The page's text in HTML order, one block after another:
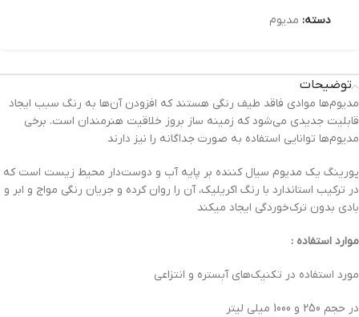
دسته: مدیوم
توضیحات
مدیوم‌ها موادی فاقد طیف رنگی هستند که افزودن آن‌ها به رنگ سبب ایجاد
قابلیت جدیدی می‌شود که زمینه ساز بروز خلاقیت هنرمندان است. برخی
مدیوم‌ها توانایی استفاده به صورت جداگانه را نیز دارند
پورینگ یک مدیوم سیال کننده بر پایه آب و دوست‌دار محیط زیست است که
در ترکیب استاندارد با رنگ اکریلیک، آن را روان کرده و جریان رنگی مواج و ابر و
بادی بدون ترک‌خوردگی ایجاد می؜کند
موارد استفاده :
مورد استفاده در تکنیک‌های آبستره و انتزاعی
در حجم 250 و 1000 میلی لیتر